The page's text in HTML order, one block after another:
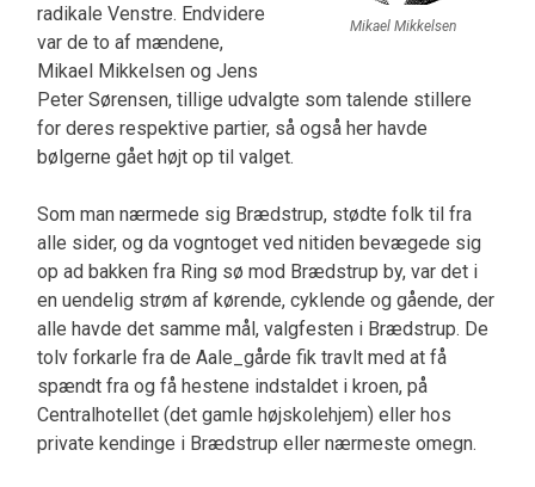
Mikael Mikkelsen
radikale Venstre. Endvidere
var de to af mændene,
Mikael Mikkelsen og Jens
Peter Sørensen, tillige udvalgte som talende stillere
for deres respektive partier, så også her havde
bølgerne gået højt op til valget.
Som man nærmede sig Brædstrup, stødte folk til fra
alle si­der, og da vogntoget ved nitiden bevægede sig
op ad bakken fra Ring sø mod Brædstrup by, var det i
en uendelig strøm af kørende, cyklende og gående, der
alle havde det samme mål, valgfesten i Bræd­strup. De
tolv forkarle fra de Aale_gårde fik travlt med at få
spændt fra og få hestene indstaldet i kro­en, på
Centralhotellet (det gamle højskolehjem) el­ler hos
private kendinge i Brædstrup eller nærme­ste omegn.